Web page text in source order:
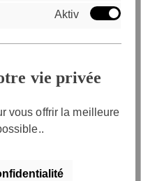
Outfit
Aktiv
vie privée
vous offrir la meilleure